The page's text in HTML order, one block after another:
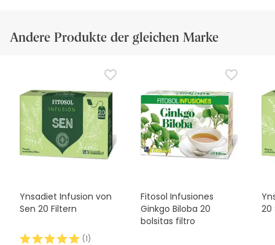
Andere Produkte der gleichen Marke
Ynsadiet Infusion von
Sen 20 Filtern
(1)
Fitosol Infusiones
Ginkgo Biloba 20
bolsitas filtro
20